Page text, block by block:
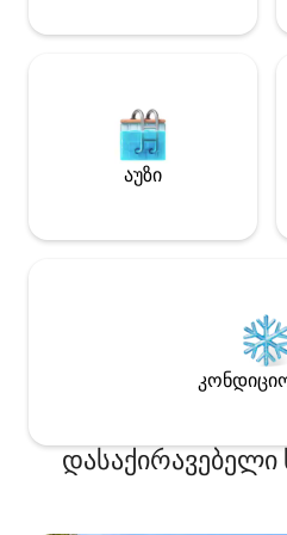
გადასახადის გამოკლებით.
აუზი
დასაქირავებელი